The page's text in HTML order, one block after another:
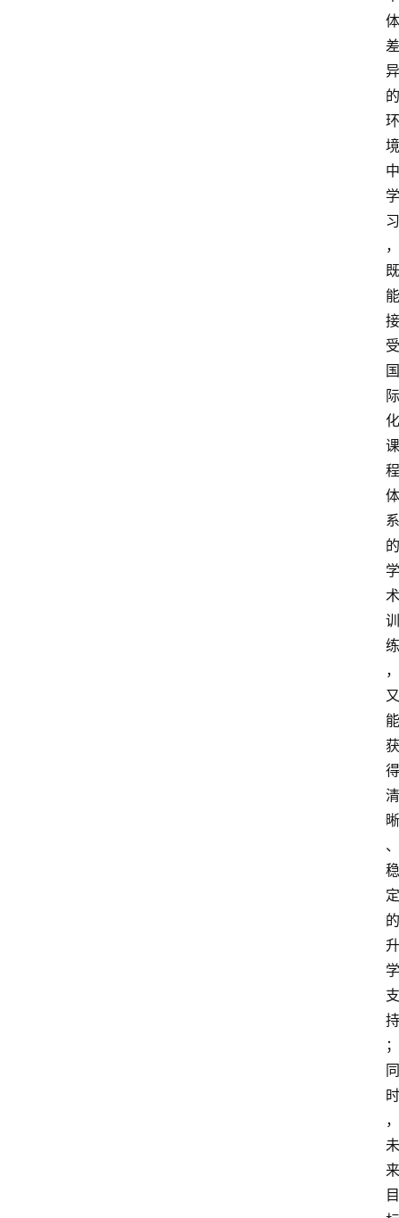
体
差
异
的
环
境
中
学
习
，
既
能
接
受
国
际
化
课
程
体
系
的
学
术
训
练
，
又
能
获
得
清
晰
、
稳
定
的
升
学
支
持
；
同
时
，
未
来
目